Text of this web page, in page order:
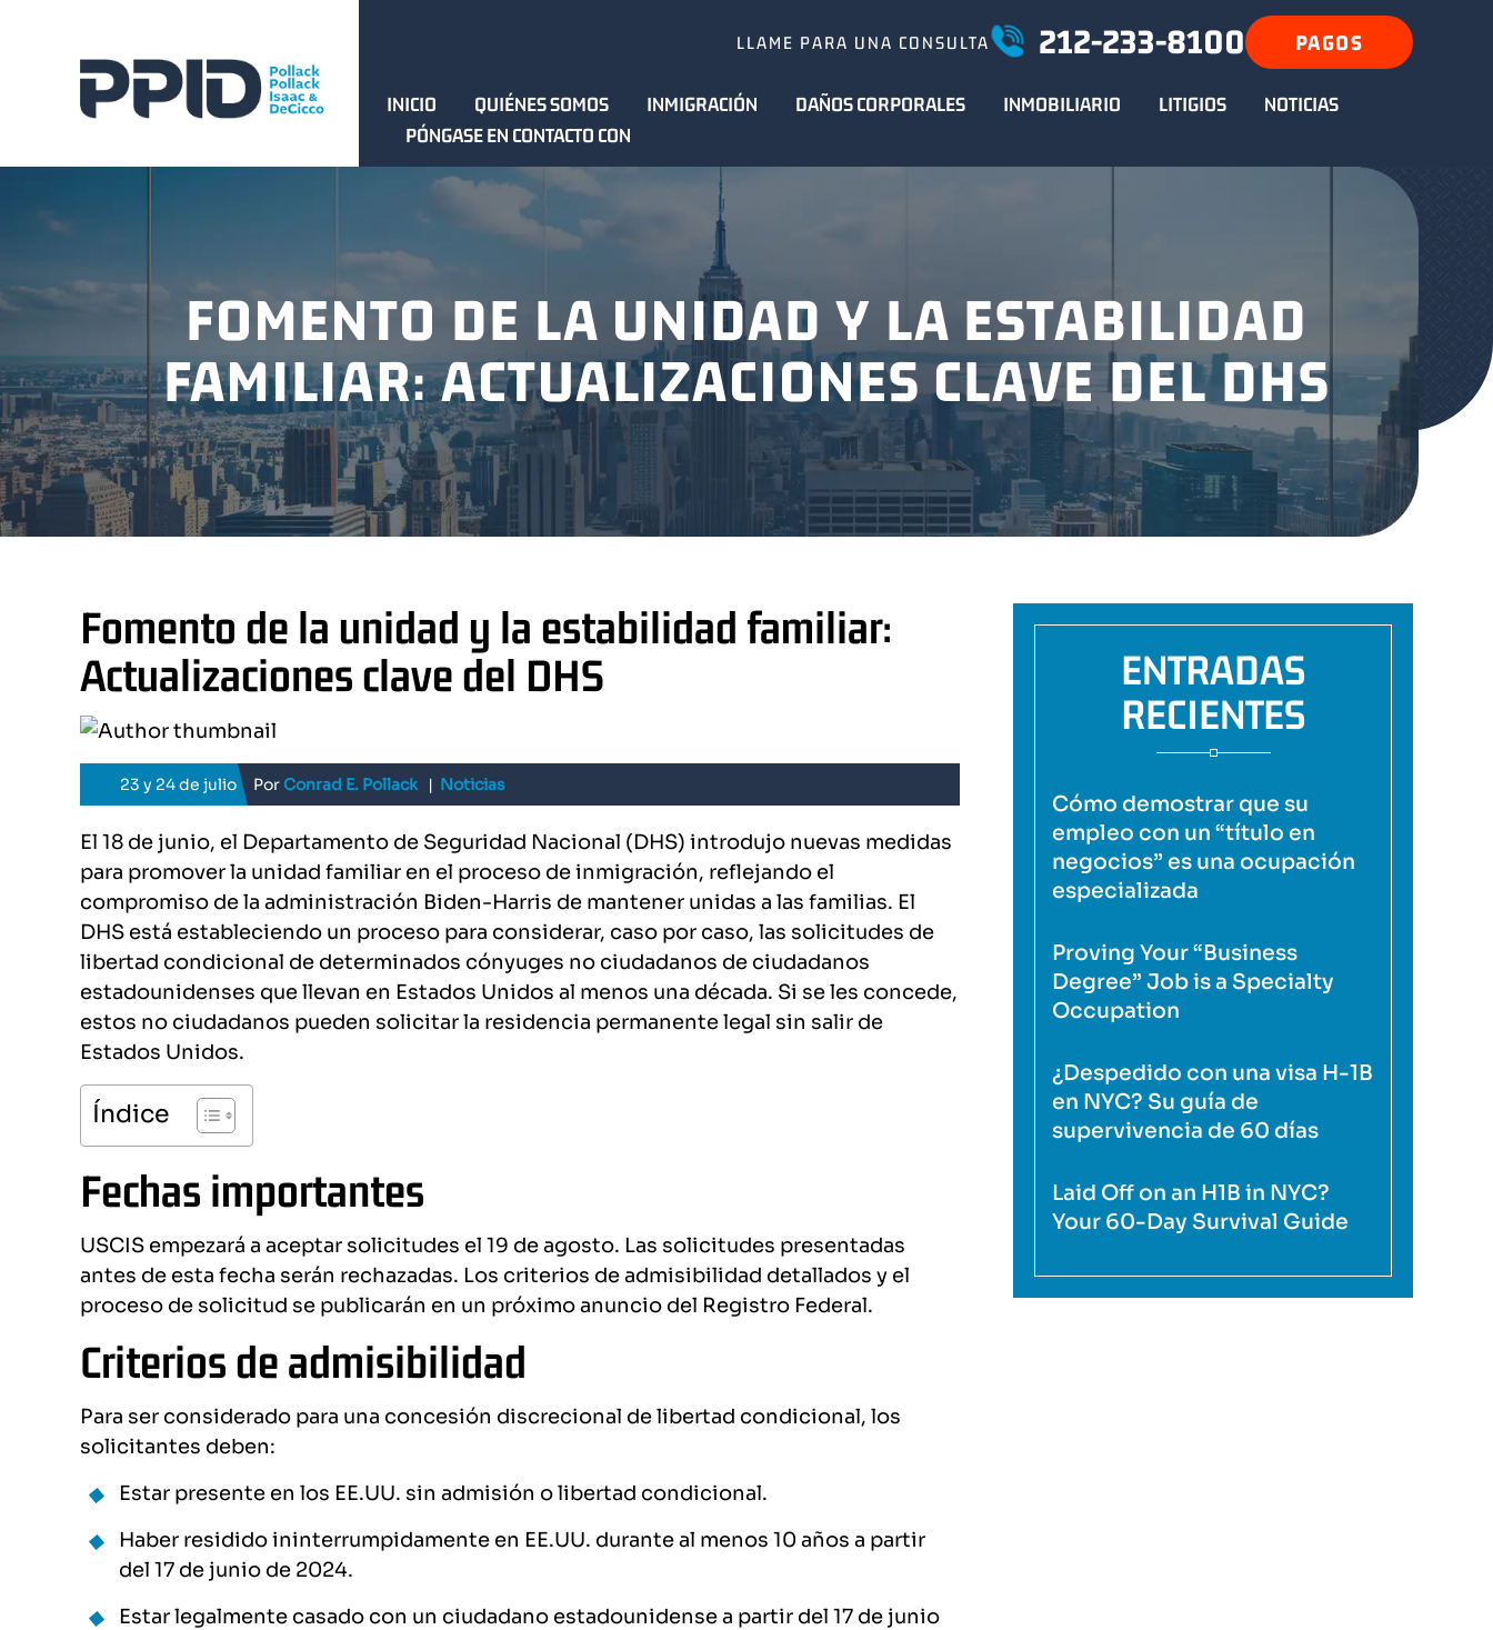
LLAME PARA UNA CONSULTA 212-233-8100 PAGOS
INICIO QUIÉNES SOMOS INMIGRACIÓN DAÑOS CORPORALES INMOBILIARIO LITIGIOS
NOTICIAS
PÓNGASE EN CONTACTO CON
FOMENTO DE LA UNIDAD Y LA ESTABILIDAD
FAMILIAR: ACTUALIZACIONES CLAVE DEL DHS
Fomento de la unidad y la estabilidad familiar:
Actualizaciones clave del DHS
23 y 24 de julio PorConrad E. Pollack| Noticias
El 18 de junio, el Departamento de Seguridad Nacional (DHS) introdujo nuevas medidas
para promover la unidad familiar en el proceso de inmigración, reflejando el
compromiso de la administración Biden-Harris de mantener unidas a las familias. El
DHS está estableciendo un proceso para considerar, caso por caso, las solicitudes de
libertad condicional de determinados cónyuges no ciudadanos de ciudadanos
estadounidenses que llevan en Estados Unidos al menos una década. Si se les concede,
estos no ciudadanos pueden solicitar la residencia permanente legal sin salir de
Estados Unidos.
Índice
Fechas importantes
USCIS empezará a aceptar solicitudes el 19 de agosto. Las solicitudes presentadas
antes de esta fecha serán rechazadas. Los criterios de admisibilidad detallados y el
proceso de solicitud se publicarán en un próximo anuncio del Registro Federal.
Criterios de admisibilidad
Para ser considerado para una concesión discrecional de libertad condicional, los
solicitantes deben:
Estar presente en los EE.UU. sin admisión o libertad condicional.
Haber residido ininterrumpidamente en EE.UU. durante al menos 10 años a partir
del 17 de junio de 2024.
Estar legalmente casado con un ciudadano estadounidense a partir del 17 de junio
ENTRADAS
RECIENTES
Cómo demostrar que su
empleo con un “título en
negocios” es una ocupación
especializada
Proving Your “Business
Degree” Job is a Specialty
Occupation
¿Despedido con una visa H-1B
en NYC? Su guía de
supervivencia de 60 días
Laid Off on an H1B in NYC?
Your 60-Day Survival Guide